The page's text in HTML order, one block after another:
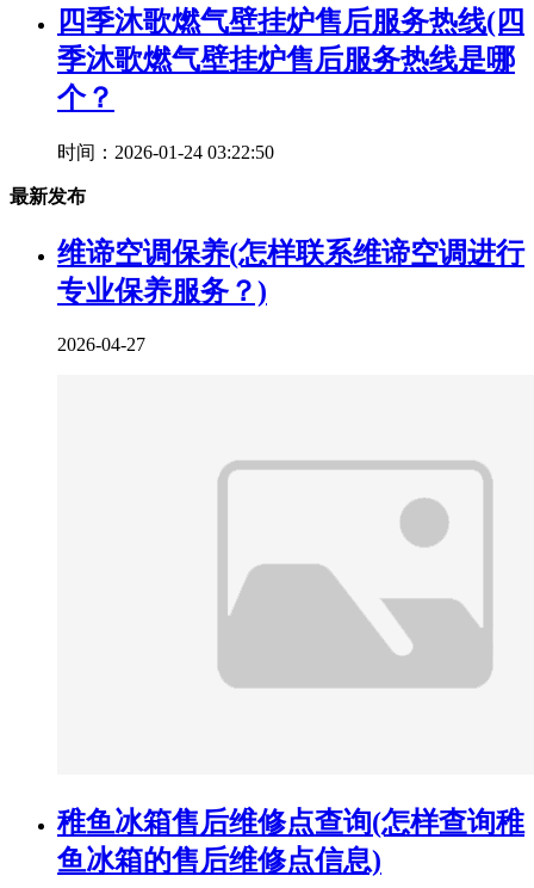
四季沐歌燃气壁挂炉售后服务热线(四
季沐歌燃气壁挂炉售后服务热线是哪
个？
时间：2026-01-24 03:22:50
最新发布
维谛空调保养(怎样联系维谛空调进行
专业保养服务？)
2026-04-27
稚鱼冰箱售后维修点查询(怎样查询稚
鱼冰箱的售后维修点信息)